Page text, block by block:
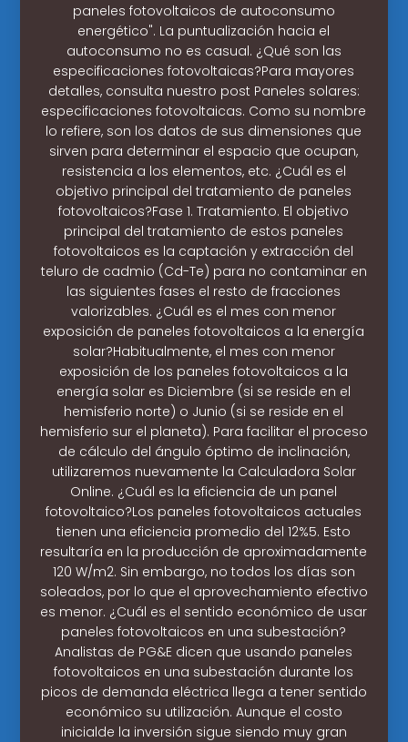
paneles fotovoltaicos de autoconsumo
energético". La puntualización hacia el
autoconsumo no es casual. ¿Qué son las
especificaciones fotovoltaicas?Para mayores
detalles, consulta nuestro post Paneles solares:
especificaciones fotovoltaicas. Como su nombre
lo refiere, son los datos de sus dimensiones que
sirven para determinar el espacio que ocupan,
resistencia a los elementos, etc. ¿Cuál es el
objetivo principal del tratamiento de paneles
fotovoltaicos?Fase 1. Tratamiento. El objetivo
principal del tratamiento de estos paneles
fotovoltaicos es la captación y extracción del
teluro de cadmio (Cd-Te) para no contaminar en
las siguientes fases el resto de fracciones
valorizables. ¿Cuál es el mes con menor
exposición de paneles fotovoltaicos a la energía
solar?Habitualmente, el mes con menor
exposición de los paneles fotovoltaicos a la
energía solar es Diciembre (si se reside en el
hemisferio norte) o Junio (si se reside en el
hemisferio sur el planeta). Para facilitar el proceso
de cálculo del ángulo óptimo de inclinación,
utilizaremos nuevamente la Calculadora Solar
Online. ¿Cuál es la eficiencia de un panel
fotovoltaico?Los paneles fotovoltaicos actuales
tienen una eficiencia promedio del 12%5. Esto
resultaría en la producción de aproximadamente
120 W/m2. Sin embargo, no todos los días son
soleados, por lo que el aprovechamiento efectivo
es menor. ¿Cuál es el sentido económico de usar
paneles fotovoltaicos en una subestación?
Analistas de PG&E dicen que usando paneles
fotovoltaicos en una subestación durante los
picos de demanda eléctrica llega a tener sentido
económico su utilización. Aunque el costo
inicialde la inversión sigue siendo muy gran